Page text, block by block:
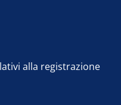
alla registrazione